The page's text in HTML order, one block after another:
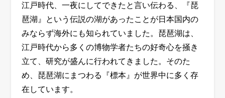
江戸時代、一夜にしてできたと言い伝わる、 『琵
琶湖 』 という伝説の湖があったことが日本国内の
みならず海外にも知られてい ました。琵琶湖は、
江戸時代から多くの博物学者たちの好奇心を掻き
立て、研究が盛んに行われてき ました。 そのた
め、琵琶湖にまつわる 『標本』 が世界中に多く存
在してい ます。